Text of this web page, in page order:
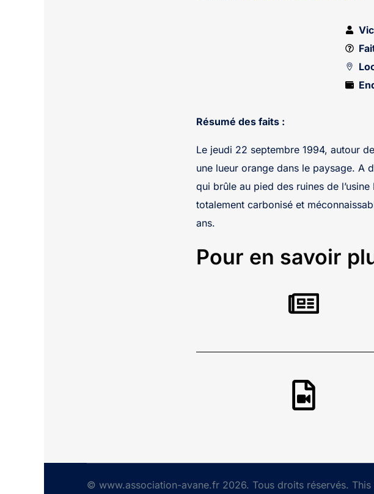
Résumé des faits :
Le jeudi 22 septembre 1994, autour
une lueur orange dans le paysage. A
qui brûle au pied des ruines de
totalement carbonisé et
ans.
Pour en savoir
© www.association-avane.fr 2026. Tous droits réservés.